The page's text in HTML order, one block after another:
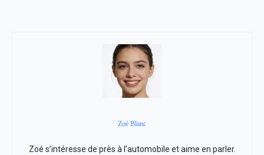
Zoé Blanc
Zoé s’intéresse de près à l’automobile et aime en parler.